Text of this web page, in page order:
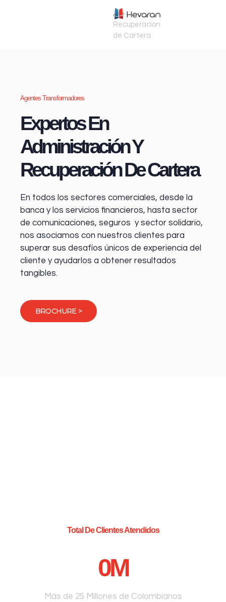
Recuperación
de Cartera
Agentes Transformadores
Expertos En
Administración Y
Recuperación De Cartera
En todos los sectores comerciales, desde la
banca y los servicios financieros, hasta sector
de comunicaciones, seguros y sector solidario,
nos asociamos con nuestros clientes para
superar sus desafíos únicos de experiencia del
cliente y ayudarlos a obtener resultados
tangibles.
BROCHURE >
Total De Clientes Atendidos
0M
Más de 25 Millones de Colombianos